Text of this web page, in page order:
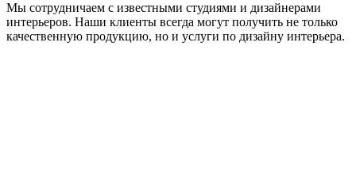
Мы сотрудничаем с известными студиями и дизайнерами
интерьеров. Наши клиенты всегда могут получить не только
качественную продукцию, но и услуги по дизайну интерьера.